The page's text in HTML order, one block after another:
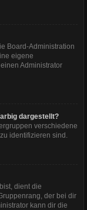
Board-Administration
eigene
Administrator
dargestellt?
verschiedene
identifizieren sind.
dient die
der bei dir
kann dir die